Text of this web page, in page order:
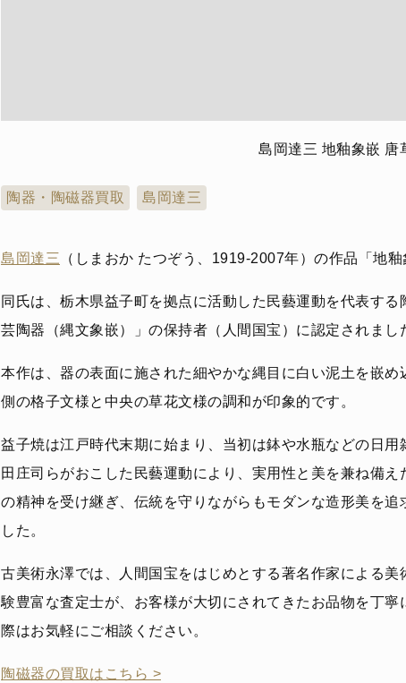
島岡達三 地釉象嵌 唐
陶器・陶磁器買取 島岡達三
島岡達三 （しまおか たつぞう、1919-2007年）の作品「地釉
同氏は、栃木県益子町を拠点に活動した民藝運動を代表す
芸陶器（縄文象嵌）」の保持者（人間国宝）に認定されまし
本作は、器の表面に施された細やかな縄目に白い泥土を嵌
側の格子文様と中央の草花文様の調和が印象的です。
益子焼は江戸時代末期に始まり、当初は鉢や水瓶などの日
田庄司らがおこした民藝運動により、実用性と美を兼ね備
の精神を受け継ぎ、伝統を守りながらもモダンな造形美を
した。
古美術永澤では、人間国宝をはじめとする著名作家による
験豊富な査定士が、お客様が大切にされてきたお品物を丁
際はお気軽にご相談ください。
陶磁器の買取はこちら >